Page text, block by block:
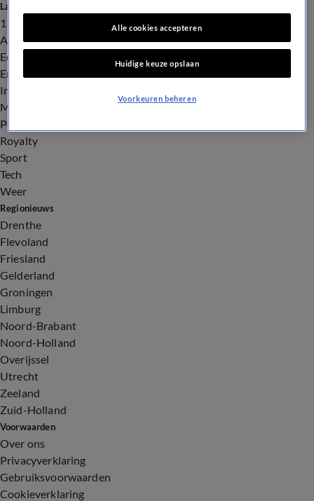
Laatste nieuws
112
Advies & Tips
Economie
Entertainment
Infrastructuur
Milieu en Gezondheid
Politiek
Royalty
Sport
Tech
Weer
Regionieuws
Drenthe
Flevoland
Friesland
Gelderland
Groningen
Limburg
Noord-Brabant
Noord-Holland
Overijssel
Utrecht
Zeeland
Zuid-Holland
Voorwaarden
Over ons
Privacyverklaring
Gebruiksvoorwaarden
Cookieverklaring
Alle cookies accepteren
Huidige keuze opslaan
Voorkeuren beheren